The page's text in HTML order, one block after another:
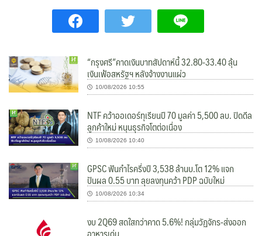
“กรุงศรี”คาดเงินบาทสัปดาห์นี้ 32.80-33.40 ลุ้น
เงินเฟ้อสหรัฐฯ หลังจ้างงานแผ่ว
10/08/2026 10:55
NTF คว้าออเดอร์ทุเรียนปี 70 มูลค่า 5,500 ลบ. ปิดดีล
ลูกค้าใหม่ หนุนธุรกิจโตต่อเนื่อง
10/08/2026 10:40
GPSC ฟันกำไรครึ่งปี 3,538 ล้านบ.โต 12% แจก
ปันผล 0.55 บาท ลุยลงทุนคว้า PDP ฉบับใหม่
10/08/2026 10:34
งบ 2Q69 สดใสกว่าคาด 5.6%! กลุ่มวัฏจักร-ส่งออก